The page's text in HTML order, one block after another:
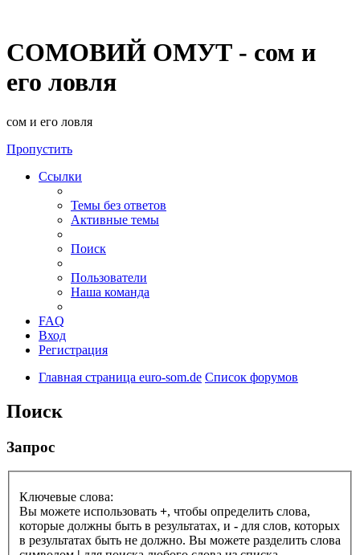
СОМОВИЙ ОМУТ - сом и
его ловля
сом и его ловля
Пропустить
Ссылки
Темы без ответов
Активные темы
Поиск
Пользователи
Наша команда
FAQ
Вход
Регистрация
Главная страница euro-som.de Список форумов
Поиск
Запрос
Ключевые слова:
Вы можете использовать +, чтобы определить слова,
которые должны быть в результатах, и - для слов, которых
в результатах быть не должно. Вы можете разделить слова